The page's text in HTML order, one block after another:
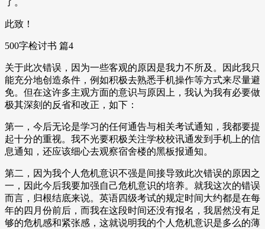
了。
此致！
500字检讨书 篇4
关于此次错误，因为一些客观的原因是我力不所及。因此我只
能充分地创造条件，例如积极去熟悉手机操作等方式来尽量避
免。但在这许多主观方面的意识与原因上，我认为我有必要做
极其深刻的反省和改正，如下：
第一，今后无论是学习的任何通告与相关考试通知，我都要提
起十分的重视。我不光要积极关注学校校讯通发到手机上的信
息通知，还应该细心去观察宿舍楼的黑板报通知。
第二，因为我个人危机意识不强是间接导致此次错误的原因之
一，因此今后我要加强自己危机意识的培养。就我这次的错误
而言，归根结底来说。英语四级考试的规定时间大约都是在每
年的四月份前后，而我在这段时间还没有报名，我居然没有足
够的危机感和紧张感，这就说明我的个人危机意识是多么的薄